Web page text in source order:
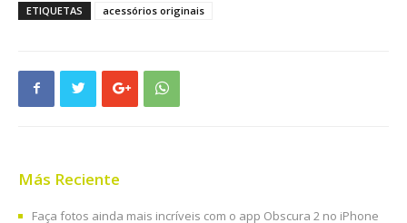
ETIQUETAS acessórios originais
Más Reciente
Faça fotos ainda mais incríveis com o app Obscura 2 no iPhone